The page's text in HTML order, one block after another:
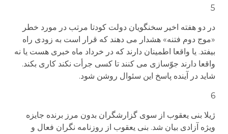
5
در دو هفته اخیر سخنگویان دولت کودتا مرتب در مورد خطر
«موج دوم فتنه» هشدار می دهند که قرار است به زودی راه
بیفتد. یا واقعا اطمینان دارند که در خرداد ماه خبری هست یا نه
واقعا دارند جوّسازی می کنند تا کسی جرأت نکند کاری بکند.
شاید در آینده پاسخ این سئوال روشن شود.
6
ژیلا بنی یعقوب از سوی گزارشگران بدون مرز برنده جایزه
ویژه آزادی بیان شد. بنی یعقوب از روزنامه نگران فعال و